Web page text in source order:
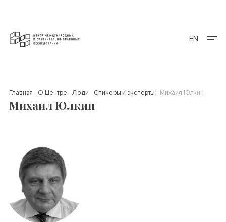
EN
Главная О Центре Люди Спикеры и эксперты Михаил Юлкин
Михаил Юлкин